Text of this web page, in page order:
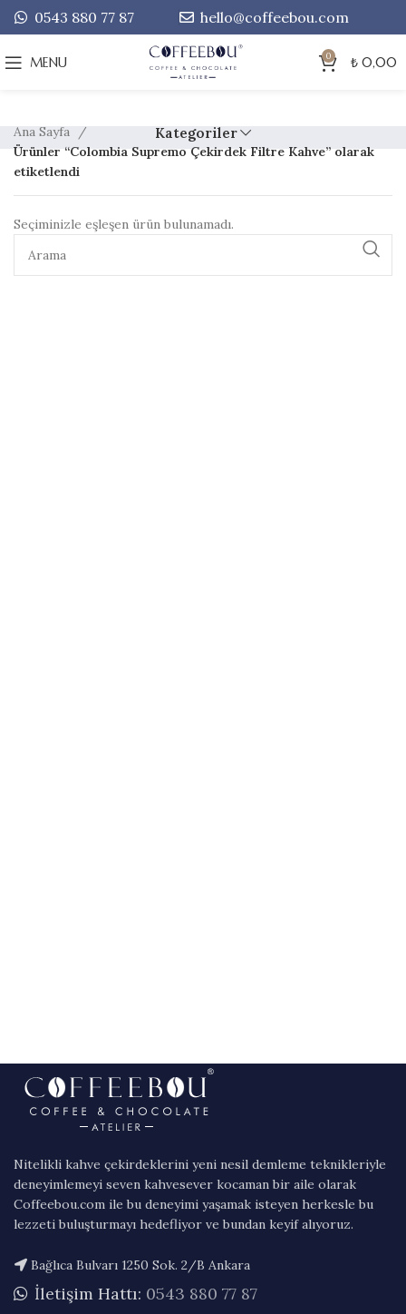
0543 880 77 87 hello@coffeebou.com
MENU 0 ₺ 0,00
Kategoriler
Ana Sayfa
Ürünler “Colombia Supremo Çekirdek Filtre Kahve” olarak
etiketlendi
Seçiminizle eşleşen ürün bulunamadı.
Nitelikli kahve çekirdeklerini yeni nesil demleme teknikleriyle
deneyimlemeyi seven kahvesever kocaman bir aile olarak
Coffeebou.com ile bu deneyimi yaşamak isteyen herkesle bu
lezzeti buluşturmayı hedefliyor ve bundan keyif alıyoruz.
Bağlıca Bulvarı 1250 Sok. 2/B Ankara
İletişim Hattı: 0543 880 77 87